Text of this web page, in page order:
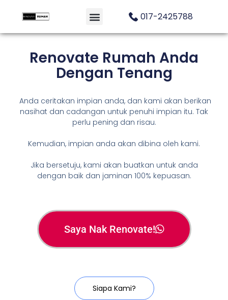
017-2425788
Renovate Rumah Anda
Dengan Tenang
Anda ceritakan impian anda, dan kami akan berikan
nasihat dan cadangan untuk penuhi impian itu. Tak
perlu pening dan risau.
Kemudian, impian anda akan dibina oleh kami.
Jika bersetuju, kami akan buatkan untuk anda
dengan baik dan jaminan 100% kepuasan.
Saya Nak Renovate!
Siapa Kami?